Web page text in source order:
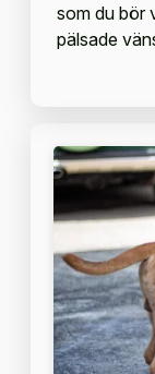
som du bör
pälsade